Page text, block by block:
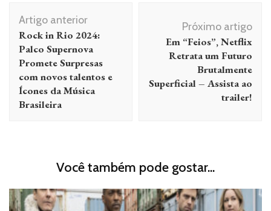
Navegação
de
post
Artigo anterior
Rock in Rio 2024:
Palco Supernova
Promete Surpresas
com novos talentos e
Ícones da Música
Brasileira
Próximo artigo
Em “Feios”, Netflix
Retrata um Futuro
Brutalmente
Superficial – Assista ao
trailer!
Você também pode gostar...